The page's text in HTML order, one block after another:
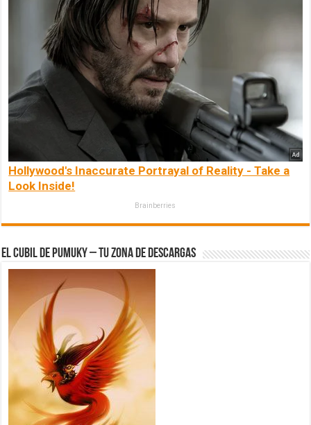
Hollywood's Inaccurate Portrayal of Reality - Take a
Look Inside!
Brainberries
El Cubil de Pumuky – Tu zona de Descargas